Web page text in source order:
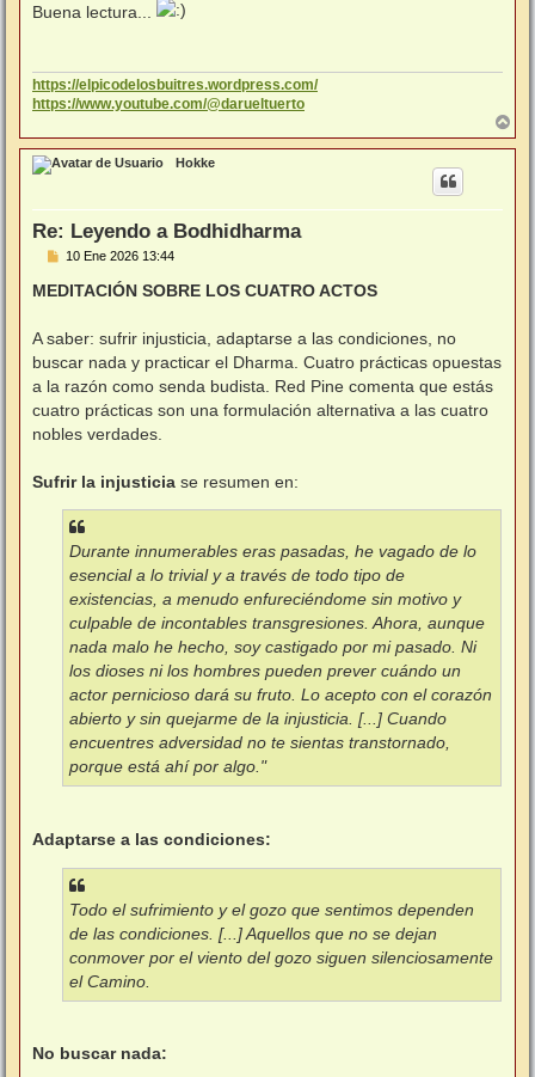
s
Buena lectura...
https://elpicodelosbuitres.wordpress.com/
https://www.youtube.com/@darueltuerto
r
r
Hokke
Re: Leyendo a Bodhidharma
M
n
e
10 Ene 2026 13:44
MEDITACIÓN SOBRE LOS CUATRO ACTOS
A saber: sufrir injusticia, adaptarse a las condiciones, no
buscar nada y practicar el Dharma. Cuatro prácticas opuestas
a la razón como senda budista. Red Pine comenta que estás
cuatro prácticas son una formulación alternativa a las cuatro
nobles verdades.
Sufrir la injusticia se resumen en:
Durante innumerables eras pasadas, he vagado de lo
esencial a lo trivial y a través de todo tipo de
existencias, a menudo enfureciéndome sin motivo y
culpable de incontables transgresiones. Ahora, aunque
nada malo he hecho, soy castigado por mi pasado. Ni
los dioses ni los hombres pueden prever cuándo un
actor pernicioso dará su fruto. Lo acepto con el corazón
abierto y sin quejarme de la injusticia. [...] Cuando
encuentres adversidad no te sientas transtornado,
porque está ahí por algo."
Adaptarse a las condiciones:
Todo el sufrimiento y el gozo que sentimos dependen
de las condiciones. [...] Aquellos que no se dejan
conmover por el viento del gozo siguen silenciosamente
el Camino.
No buscar nada: